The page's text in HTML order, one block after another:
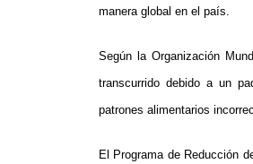
manera global en el país.
Según la Organización
transcurrido debido a un
patrones alimentarios
El Programa de Reducción